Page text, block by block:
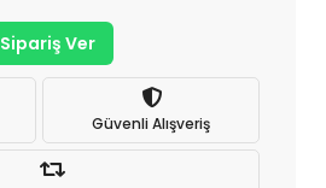
Ver
Güvenli Alışveriş